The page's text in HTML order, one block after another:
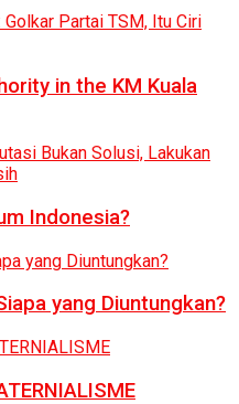
in the KM Kuala
Indonesia?
yang Diuntungkan?